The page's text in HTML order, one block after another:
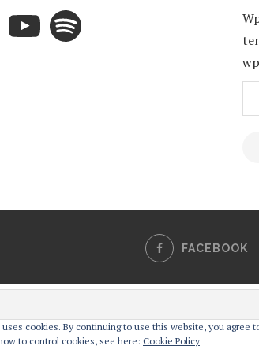
YouTube Spotify
FACEBOOK
ciasteczek w celu bezproblemowego jej
cookies. By continuing to use this website, you agree
to control cookies, see here: Cookie Policy